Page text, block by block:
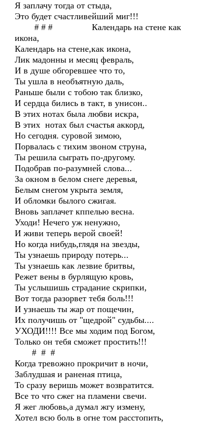
Я заплачу тогда от стыда,
Это будет счастливейший миг!!!
# # # Календарь на стене как
икона,
Календарь на стене,как икона,
Лик мадонны и месяц февраль,
И в душе обгоревшее что то,
Ты ушла в необъятную даль,
Раньше были с тобою так близко,
И сердца бились в такт, в унисон..
В этих нотах была любви искра,
В этих нотах был счастья аккорд,
Но сегодня. суровой зимою,
Порвалась с тихим звоном струна,
Ты решила сыграть по-другому.
Подобрав по-разумней слова...
За окном в белом снеге деревья,
Белым снегом укрыта земля,
И обломки былого сжигая.
Вновь заплачет кппелью весна.
Уходи! Нечего уж ненужно,
И живи теперь верой своей!
Но когда нибудь,глядя на звезды,
Ты узнаешь природу потерь...
Ты узнаешь как лезвие бритвы,
Режет вены в бурлящую кровь,
Ты услышишь страдание скрипки,
Вот тогда разорвет тебя боль!!!
И узнаешь ты жар от пощечин,
Их получишь от "щедрой" судьбы....
УХОДИ!!!! Все мы ходим под Богом,
Только он тебя сможет простить!!!
# # #
Когда тревожно прокричит в ночи,
Заблудшая и раненая птица,
То сразу веришь может возвратится.
Все то что сжег на пламени свечи.
Я жег любовь,а думал жгу измену,
Хотел всю боль в огне том расстопить,